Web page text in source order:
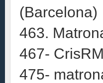
(Barcelona)
463.
467-
475-